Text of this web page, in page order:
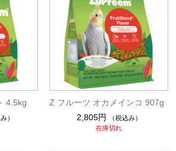
4.5kg
）
Z フルーツ オカメインコ 907g
2,805円
（税込み）
在庫切れ